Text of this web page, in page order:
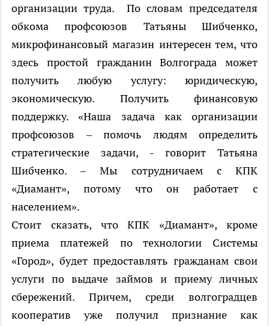
организации труда.
По словам председателя
обкома профсоюзов Татьяны Шибченко,
микрофинансовый магазин интересен тем, что
здесь простой гражданин Волгограда может
получить любую услугу: юридическую,
экономическую. Получить финансовую
поддержку. «Наша задача как организации
профсоюзов – помочь людям определить
стратегические задачи, - говорит Татьяна
Шибченко. – Мы сотрудничаем с КПК
«Диамант», потому что он работает с
населением».
Стоит сказать, что КПК «Диамант», кроме
приема платежей по технологии Системы
«Город», будет предоставлять гражданам свои
услуги по выдаче займов и приему личных
сбережений. Причем, среди волгоградцев
кооператив уже получил признание как